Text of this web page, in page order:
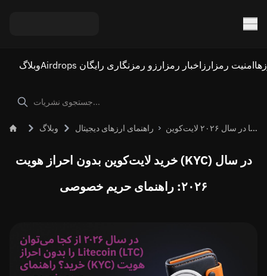
وبلاگ Airdrops و رمزنگاری رایگان اخبار رمزارز امنیت رمزارز
وبلاگ راهنمای ارزهای دیجیتال راهنمای حریم خصوصی: کجا در سال ۲۰۲۶ لایت‌کوین (LTC) بدون احراز هویت (KYC) بخریم
خرید لایت‌کوین بدون احراز هویت (KYC) در سال
۲۰۲۶: راهنمای حریم خصوصی